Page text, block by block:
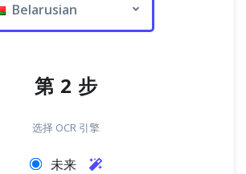
Belarusian
第 2 步
选择 OCR 引擎
未来